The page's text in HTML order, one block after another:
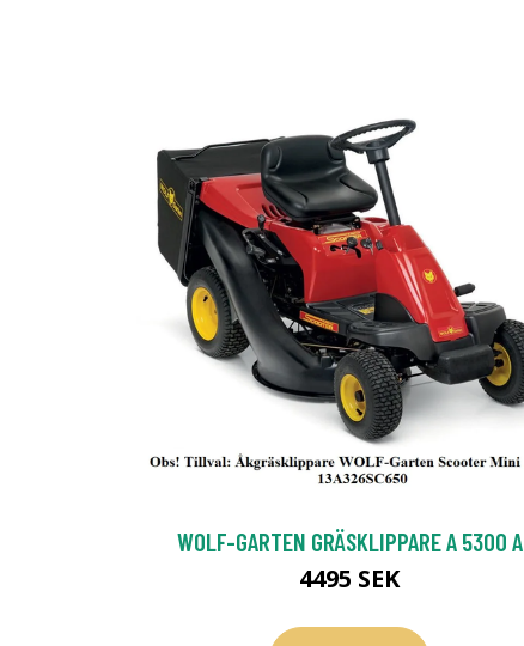
WOLF-GARTEN GRÄSKLIPPARE A 5300 A
4495 SEK